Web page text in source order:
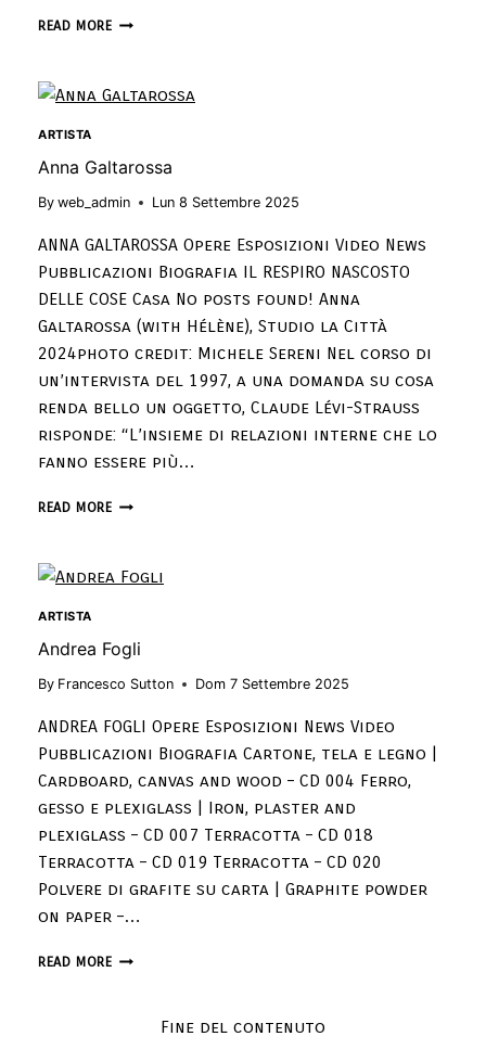
READ MORE
ARTISTA
Anna Galtarossa
By web_admin Lun 8 Settembre 2025
ANNA GALTAROSSA Opere Esposizioni Video News
Pubblicazioni Biografia IL RESPIRO NASCOSTO
DELLE COSE Casa No posts found! Anna
Galtarossa (with Hélène), Studio la Città
2024photo credit: Michele Sereni Nel corso di
un’intervista del 1997, a una domanda su cosa
renda bello un oggetto, Claude Lévi-Strauss
risponde: “L’insieme di relazioni interne che lo
fanno essere più…
READ MORE
ARTISTA
Andrea Fogli
By Francesco Sutton Dom 7 Settembre 2025
ANDREA FOGLI Opere Esposizioni News Video
Pubblicazioni Biografia Cartone, tela e legno |
Cardboard, canvas and wood – CD 004 Ferro,
gesso e plexiglass | Iron, plaster and
plexiglass – CD 007 Terracotta – CD 018
Terracotta – CD 019 Terracotta – CD 020
Polvere di grafite su carta | Graphite powder
on paper –…
READ MORE
Fine del contenuto